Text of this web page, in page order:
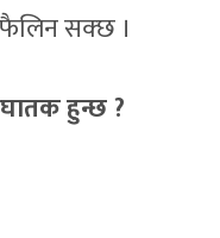
फैलिन सक्छ ।
हुन्छ ?